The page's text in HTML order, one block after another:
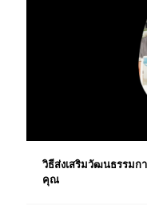
วิธีส่งเสริมวัฒนธรรมก
คุณ